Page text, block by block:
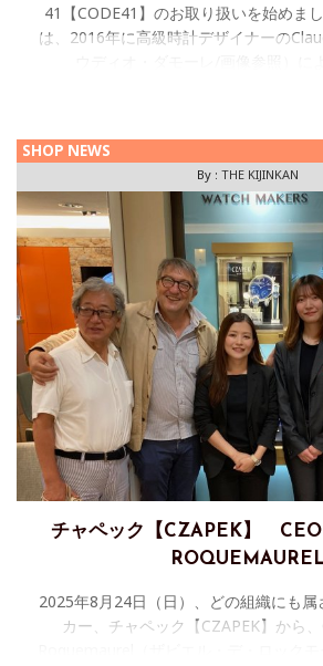
41【CODE41】のお取り扱いを始めま
は、2016年に高級時計デザイナーの
SHOP NEWS
By : THE KIJINKAN
チャペック【CZAPEK】
ROQUEMAUREL
2025年8月24日（日）、どの組織にも
カー、チャペック【CZAPEK】から